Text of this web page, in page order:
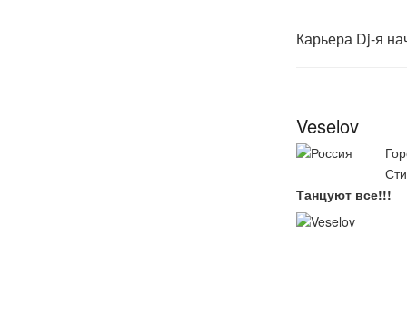
Карьера Dj-я
Veselov
Танцуют все!!!